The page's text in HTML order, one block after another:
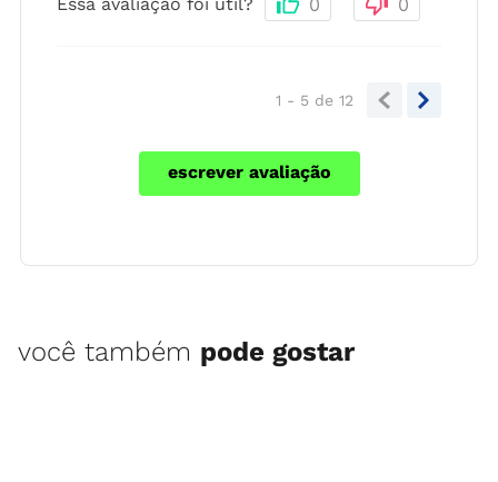
1 - 5 de 12
escrever avaliação
você também pode gostar